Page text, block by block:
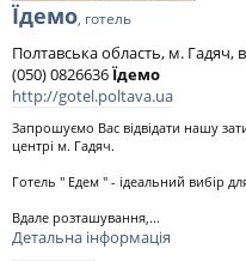
Їдемо, готель
Полтавська область, м. Гадяч,
(050) 0826636Їдемо
http://gotel.poltava.ua
Запрошуємо Вас відвідати нашу
центрі м. Гадяч.
Готель " Едем " - ідеальний вибір
Вдале розташування,...
Детальна інформація